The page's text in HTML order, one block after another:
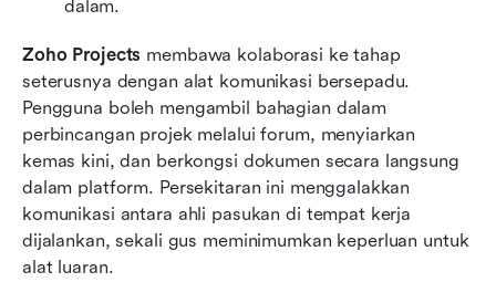
dalam.
Zoho Projects membawa kolaborasi ke tahap
seterusnya dengan alat komunikasi bersepadu.
Pengguna boleh mengambil bahagian dalam
perbincangan projek melalui forum, menyiarkan
kemas kini, dan berkongsi dokumen secara langsung
dalam platform. Persekitaran ini menggalakkan
komunikasi antara ahli pasukan di tempat kerja
dijalankan, sekali gus meminimumkan keperluan untuk
alat luaran.